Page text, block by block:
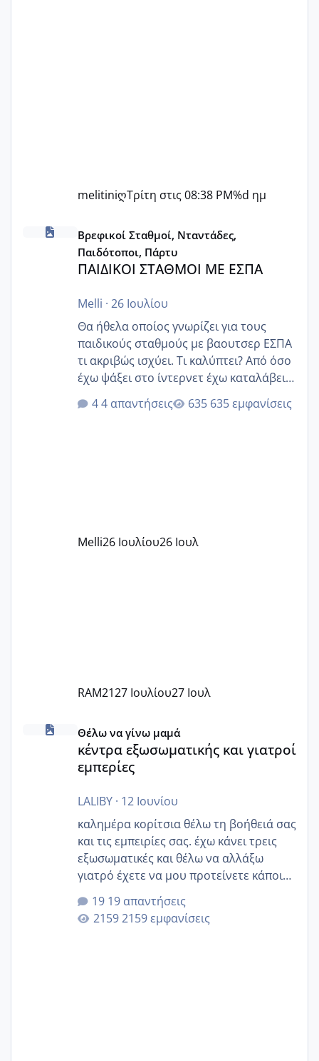
melitiniღΤρίτη στις 08:38 PM%d ημ
ΠΑΙΔΙΚΟΙ ΣΤΑΘΜΟΙ ΜΕ ΕΣΠΑ
Βρεφικοί Σταθμοί, Νταντάδες,
Παιδότοποι, Πάρτυ
ΠΑΙΔΙΚΟΙ ΣΤΑΘΜΟΙ ΜΕ ΕΣΠΑ
Melli · 26 Ιουλίου
Θα ήθελα οποίος γνωρίζει για τους
παιδικούς σταθμούς με βαουτσερ ΕΣΠΑ
τι ακριβώς ισχύει. Τι καλύπτει? Από όσο
έχω ψάξει στο ίντερνετ έχω καταλάβει
ότι το βαουτσερ καλύπτει όλα τα
δίδακτρα και τα τροφεια του ιδιωτικού
Εγώ πήγα σε έναν ιδιωτικό παιδικό στ
4 απαντήσεις 635 εμφανίσεις
Melli26 Ιουλίου26 Ιουλ
RAM2127 Ιουλίου27 Ιουλ
κέντρα εξωσωματικής και γιατροί εμπερίες
Θέλω να γίνω μαμά
κέντρα εξωσωματικής και γιατροί
εμπερίες
LALIBY· 12 Ιουνίου
καλημέρα κορίτσια θέλω τη βοήθειά σας
και τις εμπειρίες σας. έχω κάνει τρεις
εξωσωματικές και θέλω να αλλάξω
γιατρό έχετε να μου προτείνετε κάποιον
που μείνατε ευχαριστημένες και είχατε
επιιτυχία? έκανα στο υγεία με τον
ζερβομανωλάκη (δεν το εψαξε καθόλου
19 απαντήσεις
2159 εμφανίσεις